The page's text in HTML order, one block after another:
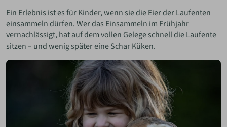
Ein Erlebnis ist es für Kinder, wenn sie die Eier der Laufenten
einsammeln dürfen. Wer das Einsammeln im Frühjahr
vernachlässigt, hat auf dem vollen Gelege schnell die Laufente
sitzen – und wenig später eine Schar Küken.